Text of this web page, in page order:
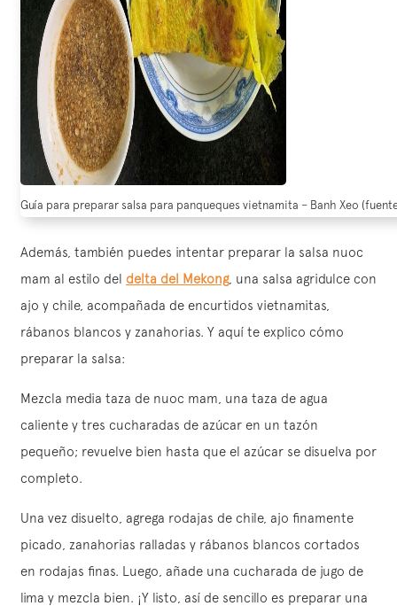
Guía para preparar salsa para panqueques vietnamita – Banh Xeo
Además, también puedes intentar preparar la salsa nuoc
mam al estilo del delta del Mekong, una salsa agridulce con
ajo y chile, acompañada de encurtidos vietnamitas,
rábanos blancos y zanahorias. Y aquí te explico cómo
preparar la salsa:
Mezcla media taza de nuoc mam, una taza de agua
caliente y tres cucharadas de azúcar en un tazón
pequeño; revuelve bien hasta que el azúcar se disuelva por
completo.
Una vez disuelto, agrega rodajas de chile, ajo finamente
picado, zanahorias ralladas y rábanos blancos cortados
en rodajas finas. Luego, añade una cucharada de jugo de
lima y mezcla bien. ¡Y listo, así de sencillo es preparar una